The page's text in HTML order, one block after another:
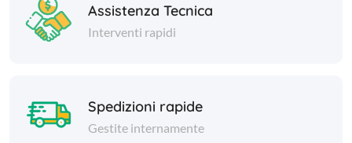
Assistenza Tecnica
Interventi rapidi
Spedizioni rapide
Gestite internamente